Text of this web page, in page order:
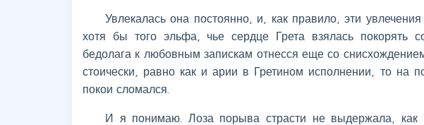
Увлекалась она постоянно, и, как правило, эти
хотя бы того эльфа, чье сердце Грета взялась
бедолага к любовным запискам отнесся еще со
стоически, равно как и арии в Гретином исполнении, то на
покои сломался.
И я понимаю. Лоза порыва страсти не выдержала, как